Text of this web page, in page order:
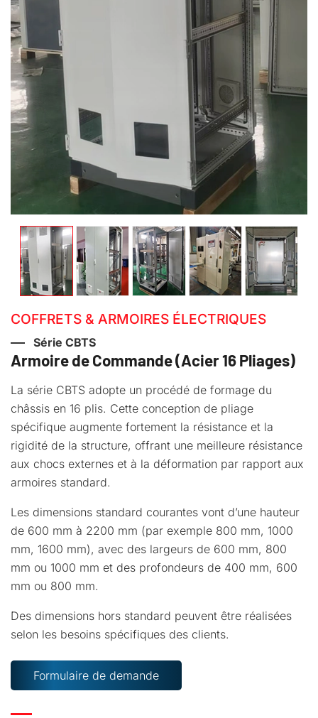
COFFRETS & ARMOIRES ÉLECTRIQUES
Série CBTS
Armoire de Commande (Acier 16 Pliages)
La série CBTS adopte un procédé de formage du
châssis en 16 plis. Cette conception de pliage
spécifique augmente fortement la résistance et la
rigidité de la structure, offrant une meilleure résistance
aux chocs externes et à la déformation par rapport aux
armoires standard.
Les dimensions standard courantes vont d’une hauteur
de 600 mm à 2200 mm (par exemple 800 mm, 1000
mm, 1600 mm), avec des largeurs de 600 mm, 800
mm ou 1000 mm et des profondeurs de 400 mm, 600
mm ou 800 mm.
Des dimensions hors standard peuvent être réalisées
selon les besoins spécifiques des clients.
Formulaire de demande